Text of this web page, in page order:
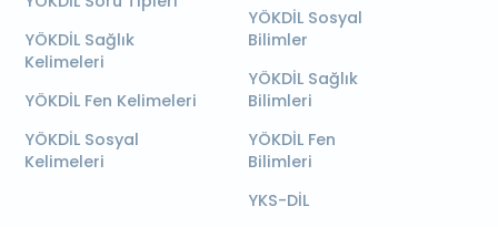
YÖKDİL Sağlık
Kelimeleri
YÖKDİL Fen Kelimeleri
YÖKDİL Sosyal
Kelimeleri
YÖKDİL Sosyal
Bilimler
YÖKDİL Sağlık
Bilimleri
YÖKDİL Fen
Bilimleri
YKS-DİL